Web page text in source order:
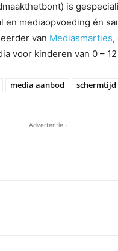
is
en mediaopvoeding én
van Mediasmarties,
voor kinderen van 0 – 12
media aanbod schermtijd
- Advertentie -